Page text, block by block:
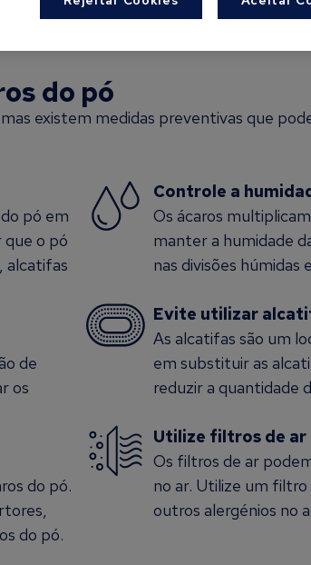
do pó
existem medidas preventivas que
pó em
o pó
alcatifas
de
os
do pó.
do pó.
Controle a
Os ácaros
manter a humidade
nas divisões
Evite utilizar
As alcatifas são um
em substituir as
reduzir a quantidade
Utilize filtros de ar
Os filtros de ar
no ar. Utilize um filtro
outros alergénios no